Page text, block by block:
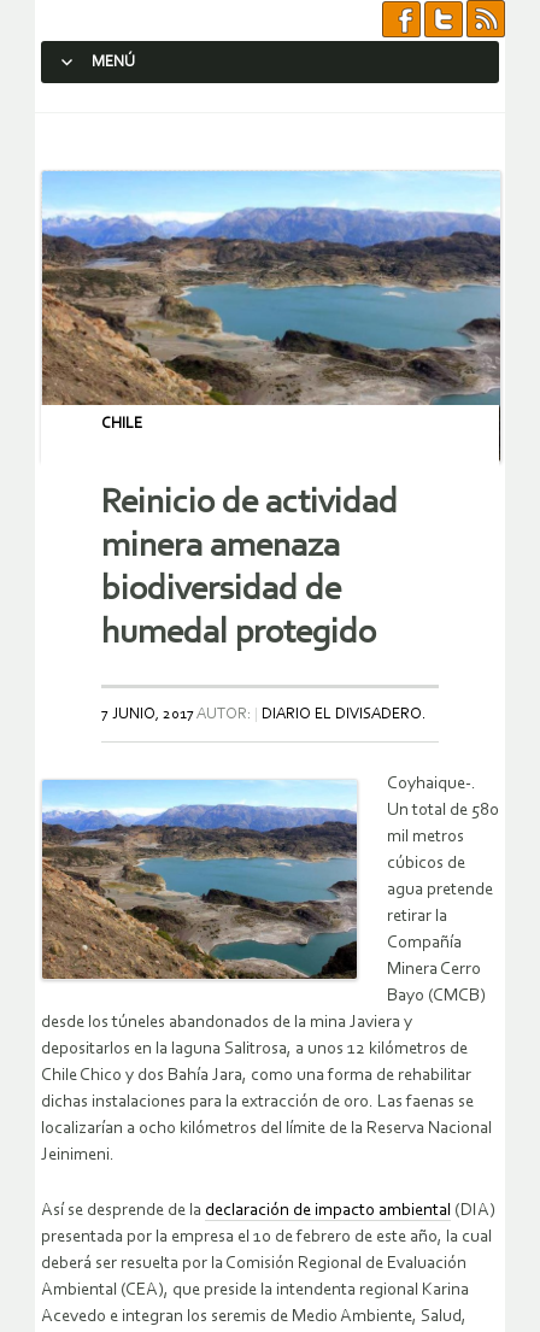
MENÚ
CHILE
Reinicio de actividad
minera amenaza
biodiversidad de
humedal protegido
7 JUNIO, 2017AUTOR: DIARIO EL DIVISADERO.
Coyhaique-.
Un total de 580
mil metros
cúbicos de
agua pretende
retirar la
Compañía
Minera Cerro
Bayo (CMCB)
desde los túneles abandonados de la mina Javiera y
depositarlos en la laguna Salitrosa, a unos 12 kilómetros de
Chile Chico y dos Bahía Jara, como una forma de rehabilitar
dichas instalaciones para la extracción de oro. Las faenas se
localizarían a ocho kilómetros del límite de la Reserva Nacional
Jeinimeni.
Así se desprende de la declaración de impacto ambiental (DIA)
presentada por la empresa el 10 de febrero de este año, la cual
deberá ser resuelta por la Comisión Regional de Evaluación
Ambiental (CEA), que preside la intendenta regional Karina
Acevedo e integran los seremis de Medio Ambiente, Salud,